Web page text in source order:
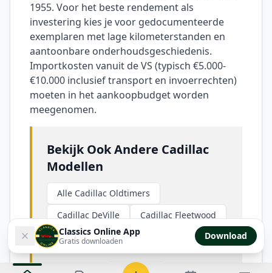
Classics Online App
Gratis downloaden Download
1955. Voor het beste rendement als
investering kies je voor gedocumenteerde
exemplaren met lage kilometerstanden en
aantoonbare onderhoudsgeschiedenis.
Importkosten vanuit de VS (typisch €5.000-
€10.000 inclusief transport en invoerrechten)
moeten in het aankoopbudget worden
meegenomen.
Bekijk Ook Andere Cadillac
Modellen
Alle Cadillac Oldtimers
Cadillac DeVille
Cadillac Fleetwood
Buick Riviera